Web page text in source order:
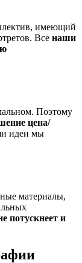
имеющий
Все наши
Поэтому
цена/
идеи мы
материалы,
потускнеет и